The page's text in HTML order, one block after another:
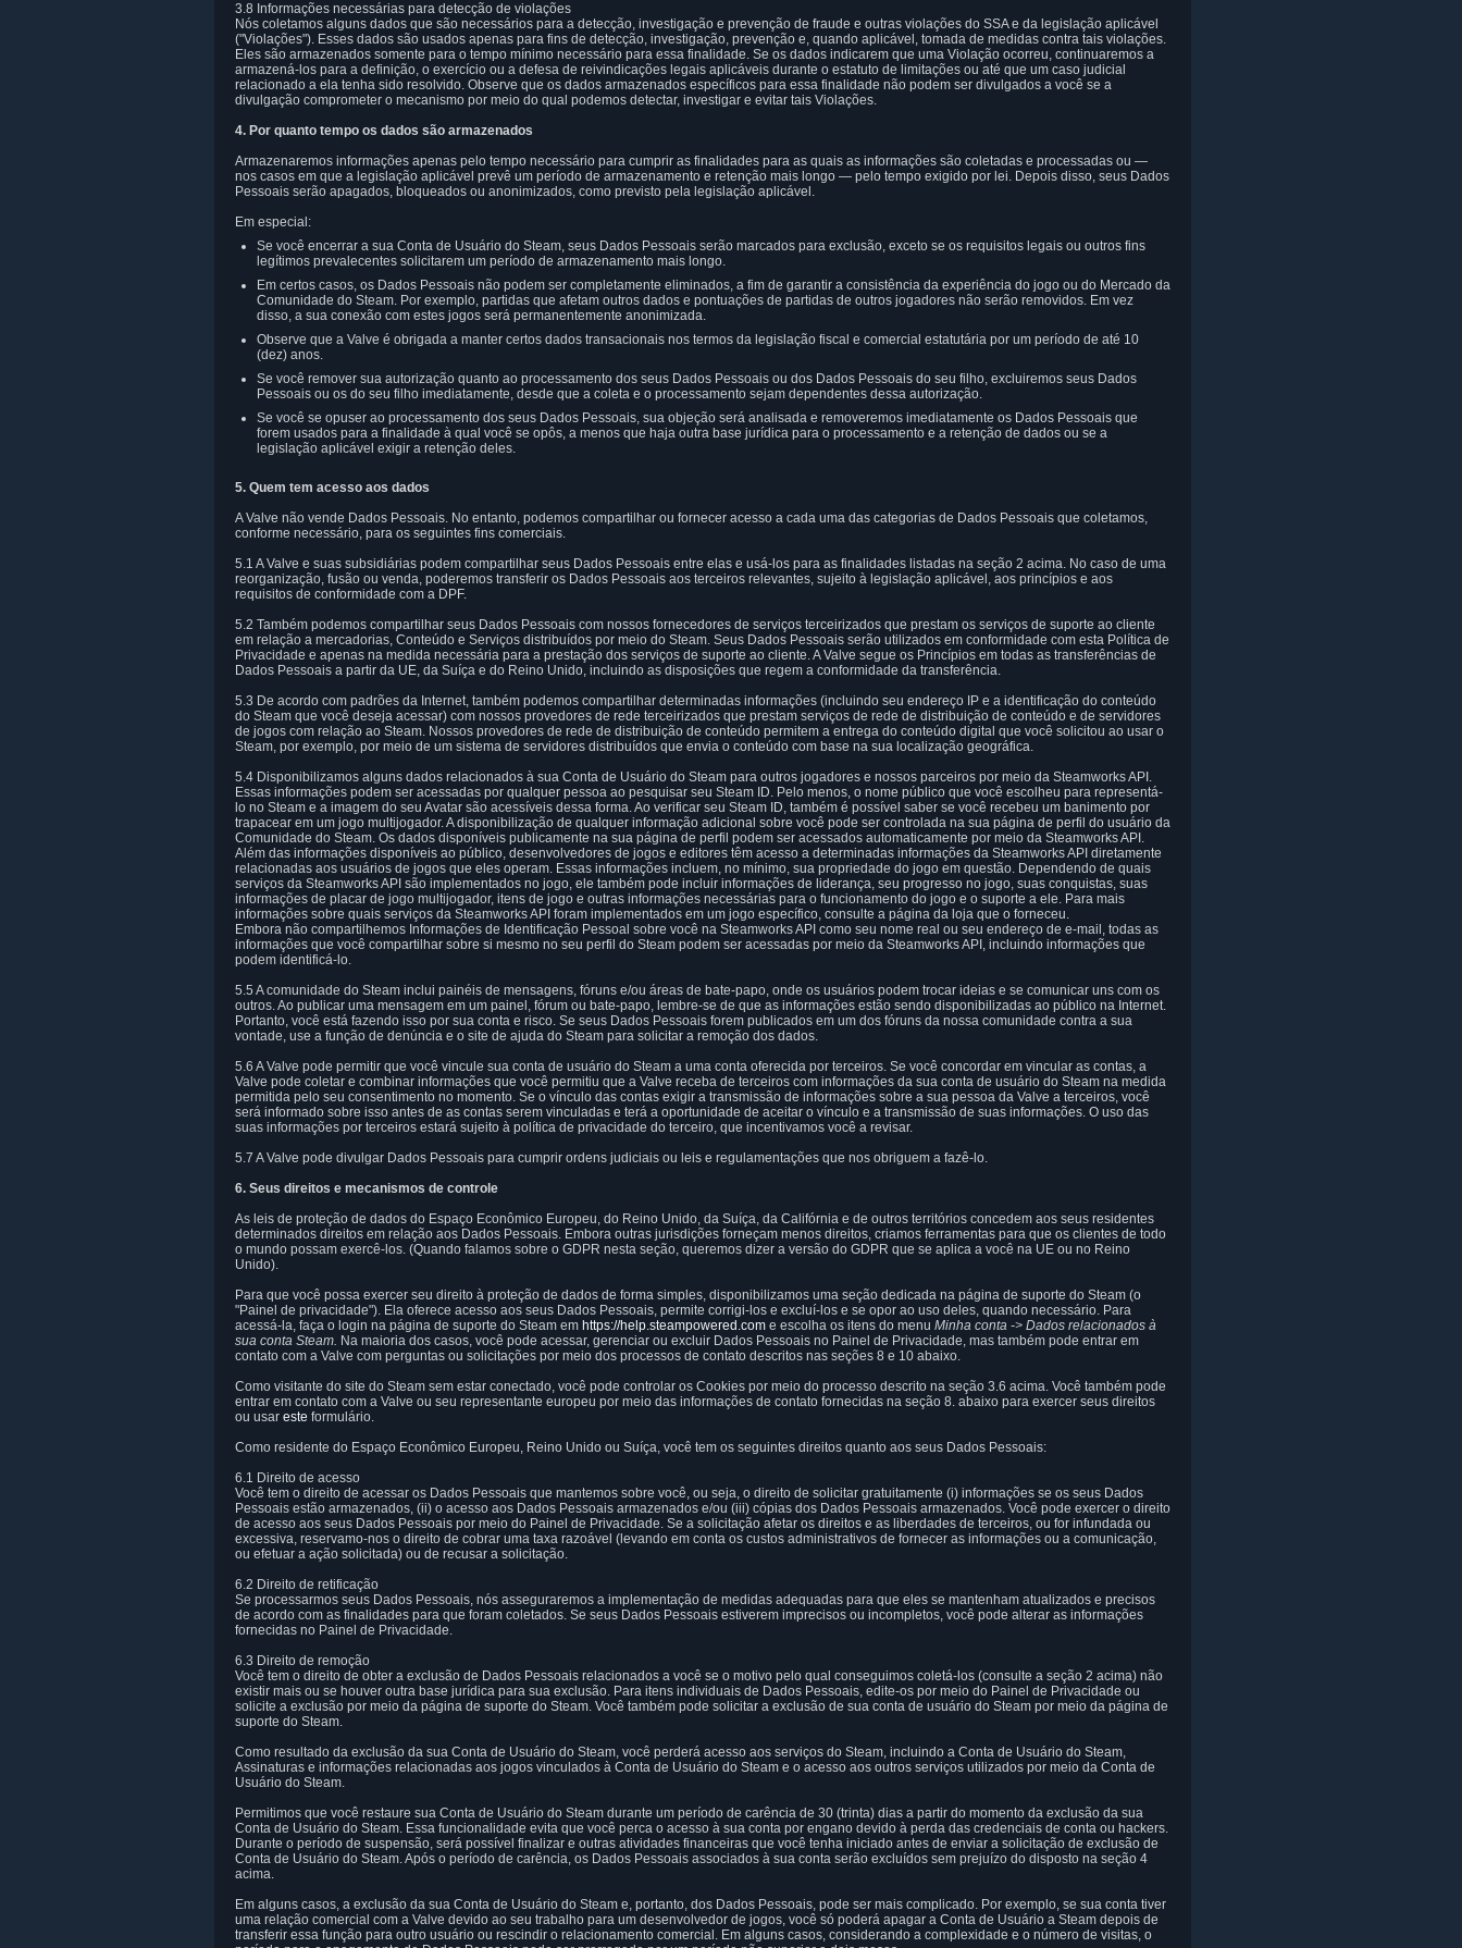
3.8 Informações necessárias para detecção de violações
Nós coletamos alguns dados que são necessários para a detecção, investigação e prevenção de fraude e outras violações do SSA e da legislação aplicável
("Violações"). Esses dados são usados apenas para fins de detecção, investigação, prevenção e, quando aplicável, tomada de medidas contra tais violações.
Eles são armazenados somente para o tempo mínimo necessário para essa finalidade. Se os dados indicarem que uma Violação ocorreu, continuaremos a
armazená-los para a definição, o exercício ou a defesa de reivindicações legais aplicáveis durante o estatuto de limitações ou até que um caso judicial
relacionado a ela tenha sido resolvido. Observe que os dados armazenados específicos para essa finalidade não podem ser divulgados a você se a
divulgação comprometer o mecanismo por meio do qual podemos detectar, investigar e evitar tais Violações.
4. Por quanto tempo os dados são armazenados
Armazenaremos informações apenas pelo tempo necessário para cumprir as finalidades para as quais as informações são coletadas e processadas ou —
nos casos em que a legislação aplicável prevê um período de armazenamento e retenção mais longo — pelo tempo exigido por lei. Depois disso, seus Dados
Pessoais serão apagados, bloqueados ou anonimizados, como previsto pela legislação aplicável.
Em especial:
Se você encerrar a sua Conta de Usuário do Steam, seus Dados Pessoais serão marcados para exclusão, exceto se os requisitos legais ou outros fins
legítimos prevalecentes solicitarem um período de armazenamento mais longo.
Em certos casos, os Dados Pessoais não podem ser completamente eliminados, a fim de garantir a consistência da experiência do jogo ou do Mercado da
Comunidade do Steam. Por exemplo, partidas que afetam outros dados e pontuações de partidas de outros jogadores não serão removidos. Em vez
disso, a sua conexão com estes jogos será permanentemente anonimizada.
Observe que a Valve é obrigada a manter certos dados transacionais nos termos da legislação fiscal e comercial estatutária por um período de até 10
(dez) anos.
Se você remover sua autorização quanto ao processamento dos seus Dados Pessoais ou dos Dados Pessoais do seu filho, excluiremos seus Dados
Pessoais ou os do seu filho imediatamente, desde que a coleta e o processamento sejam dependentes dessa autorização.
Se você se opuser ao processamento dos seus Dados Pessoais, sua objeção será analisada e removeremos imediatamente os Dados Pessoais que
forem usados para a finalidade à qual você se opôs, a menos que haja outra base jurídica para o processamento e a retenção de dados ou se a
legislação aplicável exigir a retenção deles.
5. Quem tem acesso aos dados
A Valve não vende Dados Pessoais. No entanto, podemos compartilhar ou fornecer acesso a cada uma das categorias de Dados Pessoais que coletamos,
conforme necessário, para os seguintes fins comerciais.
5.1 A Valve e suas subsidiárias podem compartilhar seus Dados Pessoais entre elas e usá-los para as finalidades listadas na seção 2 acima. No caso de uma
reorganização, fusão ou venda, poderemos transferir os Dados Pessoais aos terceiros relevantes, sujeito à legislação aplicável, aos princípios e aos
requisitos de conformidade com a DPF.
5.2 Também podemos compartilhar seus Dados Pessoais com nossos fornecedores de serviços terceirizados que prestam os serviços de suporte ao cliente
em relação a mercadorias, Conteúdo e Serviços distribuídos por meio do Steam. Seus Dados Pessoais serão utilizados em conformidade com esta Política de
Privacidade e apenas na medida necessária para a prestação dos serviços de suporte ao cliente. A Valve segue os Princípios em todas as transferências de
Dados Pessoais a partir da UE, da Suíça e do Reino Unido, incluindo as disposições que regem a conformidade da transferência.
5.3 De acordo com padrões da Internet, também podemos compartilhar determinadas informações (incluindo seu endereço IP e a identificação do conteúdo
do Steam que você deseja acessar) com nossos provedores de rede terceirizados que prestam serviços de rede de distribuição de conteúdo e de servidores
de jogos com relação ao Steam. Nossos provedores de rede de distribuição de conteúdo permitem a entrega do conteúdo digital que você solicitou ao usar o
Steam, por exemplo, por meio de um sistema de servidores distribuídos que envia o conteúdo com base na sua localização geográfica.
5.4 Disponibilizamos alguns dados relacionados à sua Conta de Usuário do Steam para outros jogadores e nossos parceiros por meio da Steamworks API.
Essas informações podem ser acessadas por qualquer pessoa ao pesquisar seu Steam ID. Pelo menos, o nome público que você escolheu para representá-
lo no Steam e a imagem do seu Avatar são acessíveis dessa forma. Ao verificar seu Steam ID, também é possível saber se você recebeu um banimento por
trapacear em um jogo multijogador. A disponibilização de qualquer informação adicional sobre você pode ser controlada na sua página de perfil do usuário da
Comunidade do Steam. Os dados disponíveis publicamente na sua página de perfil podem ser acessados automaticamente por meio da Steamworks API.
Além das informações disponíveis ao público, desenvolvedores de jogos e editores têm acesso a determinadas informações da Steamworks API diretamente
relacionadas aos usuários de jogos que eles operam. Essas informações incluem, no mínimo, sua propriedade do jogo em questão. Dependendo de quais
serviços da Steamworks API são implementados no jogo, ele também pode incluir informações de liderança, seu progresso no jogo, suas conquistas, suas
informações de placar de jogo multijogador, itens de jogo e outras informações necessárias para o funcionamento do jogo e o suporte a ele. Para mais
informações sobre quais serviços da Steamworks API foram implementados em um jogo específico, consulte a página da loja que o forneceu.
Embora não compartilhemos Informações de Identificação Pessoal sobre você na Steamworks API como seu nome real ou seu endereço de e-mail, todas as
informações que você compartilhar sobre si mesmo no seu perfil do Steam podem ser acessadas por meio da Steamworks API, incluindo informações que
podem identificá-lo.
5.5 A comunidade do Steam inclui painéis de mensagens, fóruns e/ou áreas de bate-papo, onde os usuários podem trocar ideias e se comunicar uns com os
outros. Ao publicar uma mensagem em um painel, fórum ou bate-papo, lembre-se de que as informações estão sendo disponibilizadas ao público na Internet.
Portanto, você está fazendo isso por sua conta e risco. Se seus Dados Pessoais forem publicados em um dos fóruns da nossa comunidade contra a sua
vontade, use a função de denúncia e o site de ajuda do Steam para solicitar a remoção dos dados.
5.6 A Valve pode permitir que você vincule sua conta de usuário do Steam a uma conta oferecida por terceiros. Se você concordar em vincular as contas, a
Valve pode coletar e combinar informações que você permitiu que a Valve receba de terceiros com informações da sua conta de usuário do Steam na medida
permitida pelo seu consentimento no momento. Se o vínculo das contas exigir a transmissão de informações sobre a sua pessoa da Valve a terceiros, você
será informado sobre isso antes de as contas serem vinculadas e terá a oportunidade de aceitar o vínculo e a transmissão de suas informações. O uso das
suas informações por terceiros estará sujeito à política de privacidade do terceiro, que incentivamos você a revisar.
5.7 A Valve pode divulgar Dados Pessoais para cumprir ordens judiciais ou leis e regulamentações que nos obriguem a fazê-lo.
6. Seus direitos e mecanismos de controle
As leis de proteção de dados do Espaço Econômico Europeu, do Reino Unido, da Suíça, da Califórnia e de outros territórios concedem aos seus residentes
determinados direitos em relação aos Dados Pessoais. Embora outras jurisdições forneçam menos direitos, criamos ferramentas para que os clientes de todo
o mundo possam exercê-los. (Quando falamos sobre o GDPR nesta seção, queremos dizer a versão do GDPR que se aplica a você na UE ou no Reino
Unido).
Para que você possa exercer seu direito à proteção de dados de forma simples, disponibilizamos uma seção dedicada na página de suporte do Steam (o
"Painel de privacidade"). Ela oferece acesso aos seus Dados Pessoais, permite corrigi-los e excluí-los e se opor ao uso deles, quando necessário. Para
acessá-la, faça o login na página de suporte do Steam em https://help.steampowered.com e escolha os itens do menu Minha conta -> Dados relacionados à
sua conta Steam. Na maioria dos casos, você pode acessar, gerenciar ou excluir Dados Pessoais no Painel de Privacidade, mas também pode entrar em
contato com a Valve com perguntas ou solicitações por meio dos processos de contato descritos nas seções 8 e 10 abaixo.
Como visitante do site do Steam sem estar conectado, você pode controlar os Cookies por meio do processo descrito na seção 3.6 acima. Você também pode
entrar em contato com a Valve ou seu representante europeu por meio das informações de contato fornecidas na seção 8. abaixo para exercer seus direitos
ou usar este formulário.
Como residente do Espaço Econômico Europeu, Reino Unido ou Suíça, você tem os seguintes direitos quanto aos seus Dados Pessoais:
6.1 Direito de acesso
Você tem o direito de acessar os Dados Pessoais que mantemos sobre você, ou seja, o direito de solicitar gratuitamente (i) informações se os seus Dados
Pessoais estão armazenados, (ii) o acesso aos Dados Pessoais armazenados e/ou (iii) cópias dos Dados Pessoais armazenados. Você pode exercer o direito
de acesso aos seus Dados Pessoais por meio do Painel de Privacidade. Se a solicitação afetar os direitos e as liberdades de terceiros, ou for infundada ou
excessiva, reservamo-nos o direito de cobrar uma taxa razoável (levando em conta os custos administrativos de fornecer as informações ou a comunicação,
ou efetuar a ação solicitada) ou de recusar a solicitação.
6.2 Direito de retificação
Se processarmos seus Dados Pessoais, nós asseguraremos a implementação de medidas adequadas para que eles se mantenham atualizados e precisos
de acordo com as finalidades para que foram coletados. Se seus Dados Pessoais estiverem imprecisos ou incompletos, você pode alterar as informações
fornecidas no Painel de Privacidade.
6.3 Direito de remoção
Você tem o direito de obter a exclusão de Dados Pessoais relacionados a você se o motivo pelo qual conseguimos coletá-los (consulte a seção 2 acima) não
existir mais ou se houver outra base jurídica para sua exclusão. Para itens individuais de Dados Pessoais, edite-os por meio do Painel de Privacidade ou
solicite a exclusão por meio da página de suporte do Steam. Você também pode solicitar a exclusão de sua conta de usuário do Steam por meio da página de
suporte do Steam.
Como resultado da exclusão da sua Conta de Usuário do Steam, você perderá acesso aos serviços do Steam, incluindo a Conta de Usuário do Steam,
Assinaturas e informações relacionadas aos jogos vinculados à Conta de Usuário do Steam e o acesso aos outros serviços utilizados por meio da Conta de
Usuário do Steam.
Permitimos que você restaure sua Conta de Usuário do Steam durante um período de carência de 30 (trinta) dias a partir do momento da exclusão da sua
Conta de Usuário do Steam. Essa funcionalidade evita que você perca o acesso à sua conta por engano devido à perda das credenciais de conta ou hackers.
Durante o período de suspensão, será possível finalizar e outras atividades financeiras que você tenha iniciado antes de enviar a solicitação de exclusão de
Conta de Usuário do Steam. Após o período de carência, os Dados Pessoais associados à sua conta serão excluídos sem prejuízo do disposto na seção 4
acima.
Em alguns casos, a exclusão da sua Conta de Usuário do Steam e, portanto, dos Dados Pessoais, pode ser mais complicado. Por exemplo, se sua conta tiver
uma relação comercial com a Valve devido ao seu trabalho para um desenvolvedor de jogos, você só poderá apagar a Conta de Usuário a Steam depois de
transferir essa função para outro usuário ou rescindir o relacionamento comercial. Em alguns casos, considerando a complexidade e o número de visitas, o